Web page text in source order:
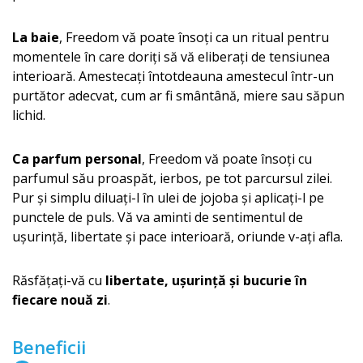
La baie, Freedom vă poate însoți ca un ritual pentru
momentele în care doriți să vă eliberați de tensiunea
interioară. Amestecați întotdeauna amestecul într-un
purtător adecvat, cum ar fi smântână, miere sau săpun
lichid.
Ca parfum personal, Freedom vă poate însoți cu
parfumul său proaspăt, ierbos, pe tot parcursul zilei.
Pur și simplu diluați-l în ulei de jojoba și aplicați-l pe
punctele de puls. Vă va aminti de sentimentul de
ușurință, libertate și pace interioară, oriunde v-ați afla.
Răsfățați-vă cu libertate, ușurință și bucurie în
fiecare nouă zi.
Beneficii